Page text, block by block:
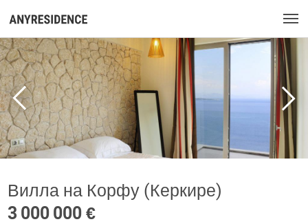
Вилла на Корфу (Керкире)
3 000 000 €